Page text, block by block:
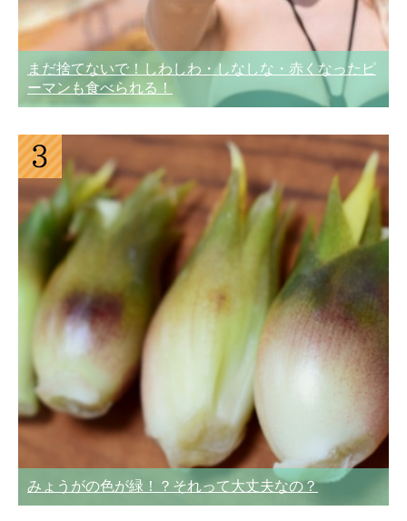
まだ捨てないで！しわしわ・しなしな・赤くなったピ
ーマンも食べられる！
みょうがの色が緑！？それって大丈夫なの？